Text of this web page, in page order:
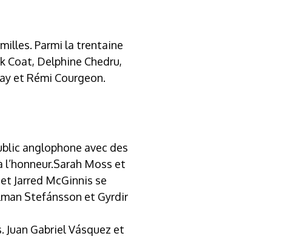
Parmi la trentaine
Coat, Delphine Chedru,
et Rémi Courgeon.
anglophone avec des
Moss et
Jarred McGinnis se
Stefánsson et Gyrdir
Gabriel Vásquez et